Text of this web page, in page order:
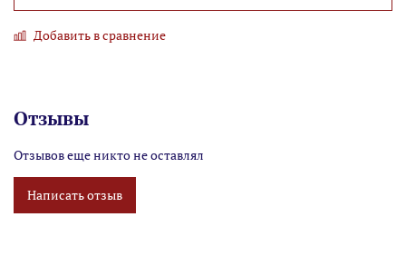
Добавить в сравнение
Отзывы
Отзывов еще никто не оставлял
Написать отзыв